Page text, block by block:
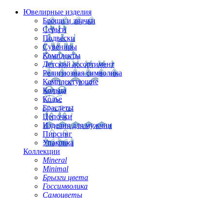
Ювелирные изделия
Броши и значки
Серьги
Подвески
Сувениры
Комплекты
Детский ассортимент
Религиозная символика
Комплектующие
Кольца
Колье
Браслеты
Цепочки
Изделия для мужчин
Пирсинг
Упаковка
Коллекции
Mineral
Minimal
Брызги цвета
Госсимволика
Самоцветы